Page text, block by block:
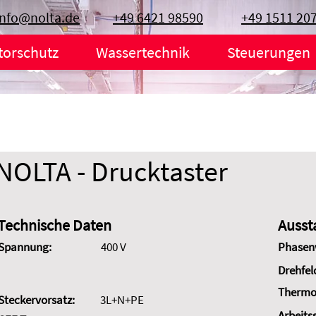
Wassertechnik Steuerungen
+49 6421 98590 +49 1511
- Drucktaster
Daten
400 V
3L+N+PE